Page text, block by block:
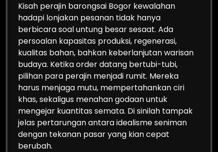
Kisah perajin barongsai Bogor kewalahan
hadapi lonjakan pesanan tidak hanya
berbicara soal untung besar sesaat. Ada
persoalan kapasitas produksi, regenerasi,
kualitas bahan, bahkan keberlanjutan warisan
budaya. Ketika order datang bertubi-tubi,
pilihan para perajin menjadi rumit. Mereka
harus menjaga mutu, mempertahankan ciri
khas, sekaligus menahan godaan untuk
mengejar kuantitas semata. Di sinilah tampak
jelas pertarungan antara idealisme seniman
dengan tekanan pasar yang kian cepat
berubah.